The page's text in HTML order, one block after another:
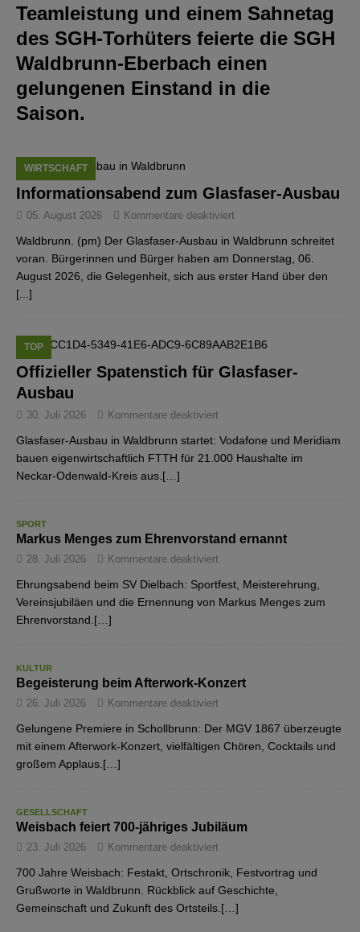
Teamleistung und einem Sahnetag
des SGH-Torhüters feierte die SGH
Waldbrunn-Eberbach einen
gelungenen Einstand in die
Saison.
Informationsabend zum Glasfaser-Ausbau
WIRTSCHAFT
05. August 2026 Kommentare deaktiviert
Waldbrunn. (pm) Der Glasfaser-Ausbau in Waldbrunn schreitet
voran. Bürgerinnen und Bürger haben am Donnerstag, 06.
August 2026, die Gelegenheit, sich aus erster Hand über den
[...]
Offizieller Spatenstich für Glasfaser-
Ausbau
TOP
30. Juli 2026 Kommentare deaktiviert
Glasfaser-Ausbau in Waldbrunn startet: Vodafone und Meridiam
bauen eigenwirtschaftlich FTTH für 21.000 Haushalte im
Neckar-Odenwald-Kreis aus.[…]
SPORT
Markus Menges zum Ehrenvorstand ernannt
28. Juli 2026 Kommentare deaktiviert
Ehrungsabend beim SV Dielbach: Sportfest, Meisterehrung,
Vereinsjubiläen und die Ernennung von Markus Menges zum
Ehrenvorstand.[…]
KULTUR
Begeisterung beim Afterwork-Konzert
26. Juli 2026 Kommentare deaktiviert
Gelungene Premiere in Schollbrunn: Der MGV 1867 überzeugte
mit einem Afterwork-Konzert, vielfältigen Chören, Cocktails und
großem Applaus.[…]
GESELLSCHAFT
Weisbach feiert 700-jähriges Jubiläum
23. Juli 2026 Kommentare deaktiviert
700 Jahre Weisbach: Festakt, Ortschronik, Festvortrag und
Grußworte in Waldbrunn. Rückblick auf Geschichte,
Gemeinschaft und Zukunft des Ortsteils.[…]